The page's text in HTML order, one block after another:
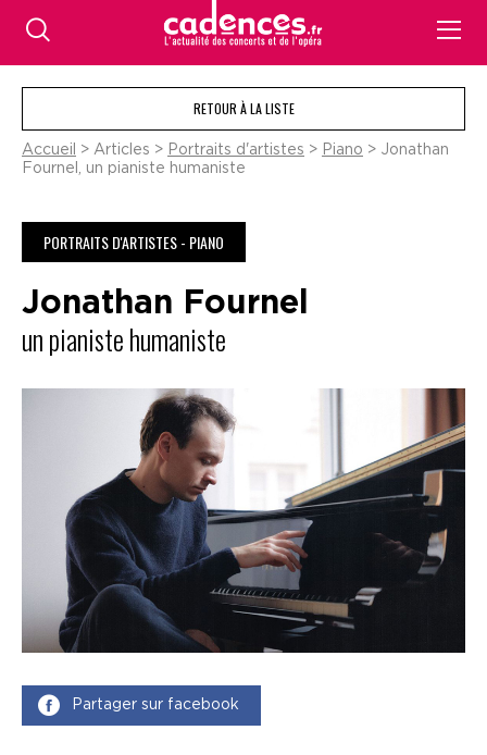
RETOUR À LA LISTE
Accueil > Articles > Portraits d'artistes > Piano > Jonathan
Fournel, un pianiste humaniste
PORTRAITS D'ARTISTES - PIANO
Jonathan Fournel
un pianiste humaniste
Partager sur facebook